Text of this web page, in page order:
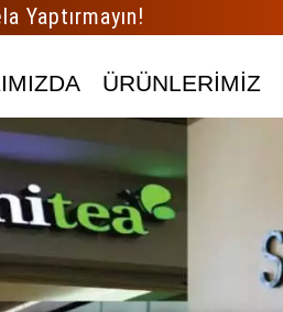
Yaptırmayın!
ÜRÜNLERİMİZ